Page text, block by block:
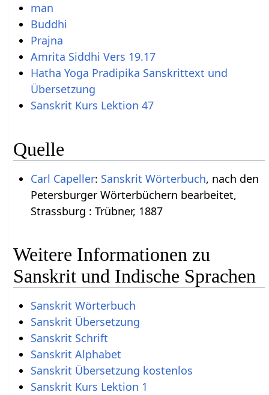
man
Buddhi
Prajna
Amrita Siddhi Vers 19.17
Hatha Yoga Pradipika Sanskrittext und
Übersetzung
Sanskrit Kurs Lektion 47
Quelle
Carl Capeller: Sanskrit Wörterbuch, nach den
Petersburger Wörterbüchern bearbeitet,
Strassburg : Trübner, 1887
Weitere Informationen zu
Sanskrit und Indische Sprachen
Sanskrit Wörterbuch
Sanskrit Übersetzung
Sanskrit Schrift
Sanskrit Alphabet
Sanskrit Übersetzung kostenlos
Sanskrit Kurs Lektion 1